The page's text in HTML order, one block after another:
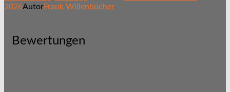
2026AutorFrank Willenbücher
Bewertungen